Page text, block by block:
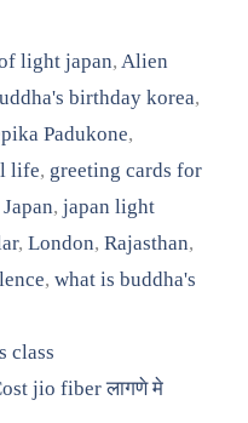
light japan,Alien
birthday korea,
Padukone,
life, greeting cards for
Japan, japan light
, London, Rajasthan,
, what is buddha's
class
jio fiber लागणे मे